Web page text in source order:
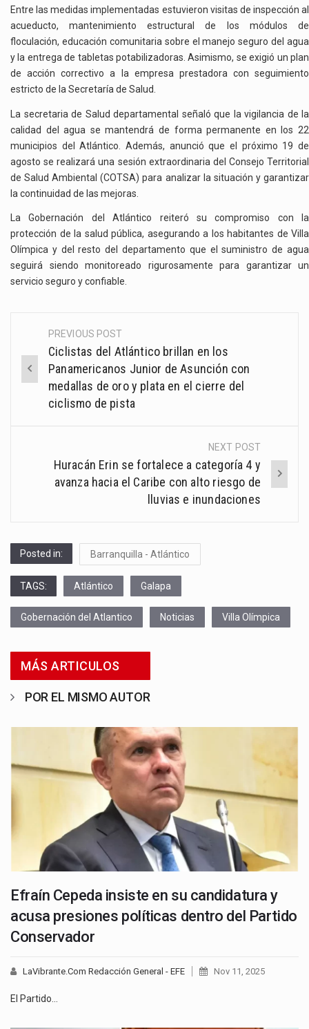
Entre las medidas implementadas estuvieron visitas de inspección al
acueducto, mantenimiento estructural de los módulos de
floculación, educación comunitaria sobre el manejo seguro del agua
y la entrega de tabletas potabilizadoras. Asimismo, se exigió un plan
de acción correctivo a la empresa prestadora con seguimiento
estricto de la Secretaría de Salud.
La secretaria de Salud departamental señaló que la vigilancia de la
calidad del agua se mantendrá de forma permanente en los 22
municipios del Atlántico. Además, anunció que el próximo 19 de
agosto se realizará una sesión extraordinaria del Consejo Territorial
de Salud Ambiental (COTSA) para analizar la situación y garantizar
la continuidad de las mejoras.
La Gobernación del Atlántico reiteró su compromiso con la
protección de la salud pública, asegurando a los habitantes de Villa
Olímpica y del resto del departamento que el suministro de agua
seguirá siendo monitoreado rigurosamente para garantizar un
servicio seguro y confiable.
Post
navigation
PREVIOUS POST
Ciclistas del Atlántico brillan en los
Panamericanos Junior de Asunción con
medallas de oro y plata en el cierre del
ciclismo de pista
NEXT POST
Huracán Erin se fortalece a categoría 4 y
avanza hacia el Caribe con alto riesgo de
lluvias e inundaciones
Posted in: Barranquilla - Atlántico
TAGS: Atlántico Galapa
Gobernación del Atlantico Noticias Villa Olímpica
MÁS ARTICULOS
POR EL MISMO AUTOR
Efraín Cepeda insiste en su candidatura y
acusa presiones políticas dentro del Partido
Conservador
LaVibrante.Com Redacción General - EFE Nov 11, 2025
El Partido…